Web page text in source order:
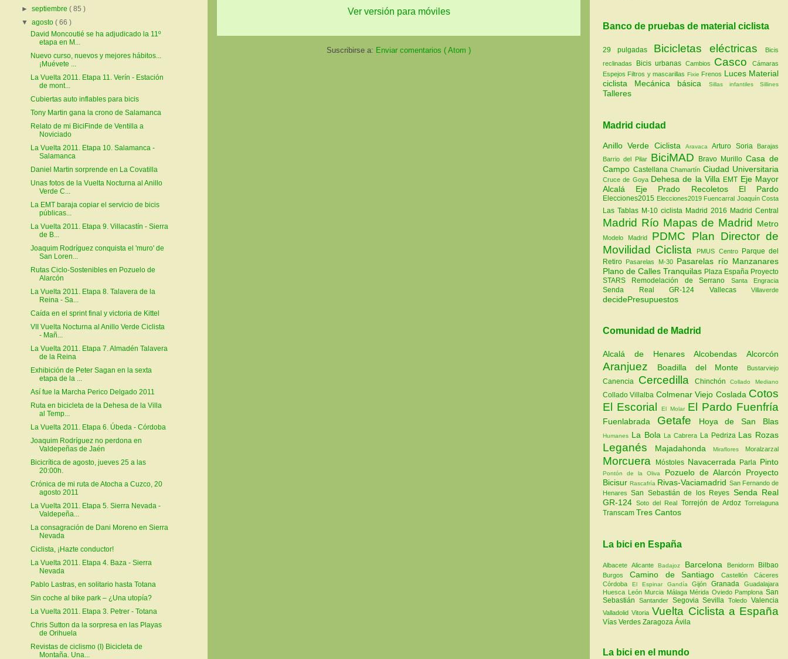
Ver versión para móviles
Suscribirse a: Enviar comentarios ( Atom )
►septiembre( 85 )
▼agosto( 66 )
David Moncoutié se ha adjudicado la 11º
etapa en M...
Nuevo curso, nuevos y mejores hábitos...
¡Muévete ...
La Vuelta 2011. Etapa 11. Verín - Estación
de mont...
Cubiertas auto inflables para bicis
Tony Martin gana la crono de Salamanca
Relato de mi BiciFinde de Ventilla a
Noviciado
La Vuelta 2011. Etapa 10. Salamanca -
Salamanca
Daniel Martin sorprende en La Covatilla
Unas fotos de la Vuelta Nocturna al Anillo
Verde C...
La EMT baraja copiar el servicio de bicis
públicas...
La Vuelta 2011. Etapa 9. Villacastín - Sierra
de B...
Joaquim Rodríguez conquista el 'muro' de
San Loren...
Rutas Ciclo-Sostenibles en Pozuelo de
Alarcón
La Vuelta 2011. Etapa 8. Talavera de la
Reina - Sa...
Caída en el sprint final y victoria de Kittel
VII Vuelta Nocturna al Anillo Verde Ciclista
- Mañ...
La Vuelta 2011. Etapa 7. Almadén Talavera
de la Reina
Exhibición de Peter Sagan en la sexta
etapa de la ...
Así fue la Marcha Perico Delgado 2011
Ruta en bicicleta de la Dehesa de la Villa
al Temp...
La Vuelta 2011. Etapa 6. Úbeda - Córdoba
Joaquim Rodríguez no perdona en
Valdepeñas de Jaén
Bicicrítica de agosto, jueves 25 a las
20:00h.
Crónica de mi ruta de Atocha a Cuzco, 20
agosto 2011
La Vuelta 2011. Etapa 5. Sierra Nevada -
Valdepeña...
La consagración de Dani Moreno en Sierra
Nevada
Ciclista, ¡Hazte conductor!
La Vuelta 2011. Etapa 4. Baza - Sierra
Nevada
Pablo Lastras, en solitario hasta Totana
Sin coche al bike park – ¿Una utopía?
La Vuelta 2011. Etapa 3. Petrer - Totana
Chris Sutton da la sorpresa en las Playas
de Orihuela
Revistas de ciclismo (I) Bicicleta de
Montaña. Una...
Banco de pruebas de material ciclista
29 pulgadas Bicicletas eléctricas
Bicis
reclinadas
Bicis urbanas Cambios Casco
Cámaras
Espejos Filtros y mascarillas Fixie Frenos Luces Material
ciclista
Mecánica básica Sillas infantiles Sillines
Talleres
Madrid ciudad
Anillo Verde Ciclista AravacaArturo Soria
Barajas
Barrio del Pilar BiciMAD Bravo MurilloCasa de
Campo Castellana Chamartín Ciudad Universitaria
Cruce de Goya Dehesa de la Villa EMT Eje Mayor
Alcalá Eje Prado Recoletos El Pardo
Elecciones2015 Elecciones2019 Fuencarral Joaquín Costa
Las Tablas M-10 ciclista Madrid 2016 Madrid Central
Madrid Río Mapas de Madrid Metro
Modelo Madrid PDMC Plan Director de
Movilidad Ciclista
PMUS Centro Parque del
Retiro Pasarelas M-30 Pasarelas río Manzanares
Plano de Calles Tranquilas Plaza España Proyecto
STARS Remodelación de Serrano Santa Engracia
Senda Real GR-124 Vallecas Villaverde
decidePresupuestos
Comunidad de Madrid
Alcalá de HenaresAlcobendas Alcorcón
Aranjuez Boadilla del Monte Bustarviejo
Canencia Cercedilla ChinchónCollado Mediano
Collado Villalba Colmenar Viejo Coslada Cotos
El EscorialEl Molar El Pardo Fuenfría
Fuenlabrada Getafe Hoya de San Blas
Humanes La Bola La Cabrera La Pedriza Las Rozas
Leganés Majadahonda Miraflores Moralzarzal
Morcuera Móstoles Navacerrada Parla Pinto
Pontón de la Oliva Pozuelo de Alarcón Proyecto
BicisurRascafría Rivas-Vaciamadrid San Fernando de
HenaresSan Sebastián de los Reyes Senda Real
GR-124Soto del Real Torrejón de ArdozTorrelaguna
Transcam Tres Cantos
La bici en España
AlbaceteAlicanteBadajoz Barcelona Benidorm Bilbao
Burgos Camino de SantiagoCastellónCáceres
Córdoba El Espinar GandíaGijónGranadaGuadalajara
Huesca León Murcia Málaga Mérida Oviedo PamplonaSan
Sebastián Santander SegoviaSevillaToledoValencia
ValladolidVitoria Vuelta Ciclista a España
Vías Verdes Zaragoza Ávila
La bici en el mundo